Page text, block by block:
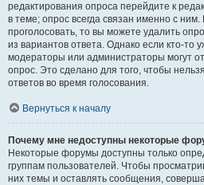
редактирования опроса перейдите к
в теме; опрос всегда связан именно с ним.
проголосовать, то вы можете удалить
из вариантов ответа. Однако если кто-то
модераторы или администраторы могут
опрос. Это сделано для того, чтобы
ответов во время голосования.
Вернуться к началу
Почему мне недоступны некоторые
Некоторые форумы доступны только
группам пользователей. Чтобы
них темы и оставлять сообщения,